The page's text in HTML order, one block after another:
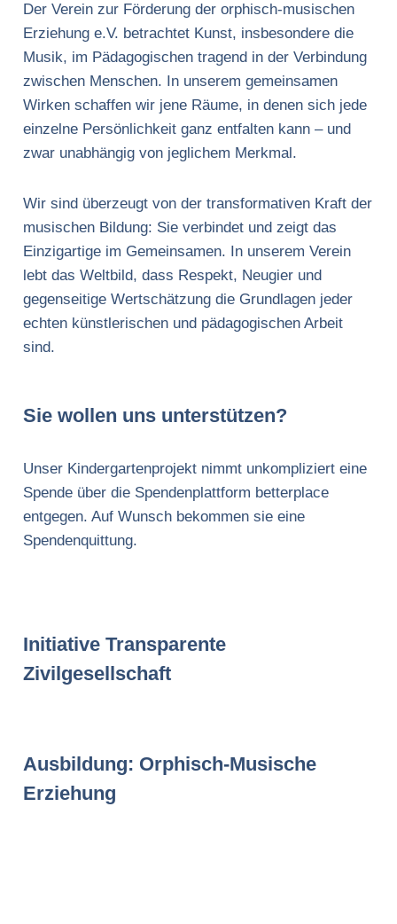
Der Verein zur Förderung der orphisch-musischen
Erziehung e.V. betrachtet Kunst, insbesondere die
Musik, im Pädagogischen tragend in der Verbindung
zwischen Menschen. In unserem gemeinsamen
Wirken schaffen wir jene Räume, in denen sich jede
einzelne Persönlichkeit ganz entfalten kann – und
zwar unabhängig von jeglichem Merkmal.
Wir sind überzeugt von der transformativen Kraft der
musischen Bildung: Sie verbindet und zeigt das
Einzigartige im Gemeinsamen. In unserem Verein
lebt das Weltbild, dass Respekt, Neugier und
gegenseitige Wertschätzung die Grundlagen jeder
echten künstlerischen und pädagogischen Arbeit
sind.
Sie wollen uns unterstützen?
Unser Kindergartenprojekt nimmt unkompliziert eine
Spende über die Spendenplattform betterplace
entgegen. Auf Wunsch bekommen sie eine
Spendenquittung.
Initiative Transparente
Zivilgesellschaft
Ausbildung: Orphisch-Musische
Erziehung